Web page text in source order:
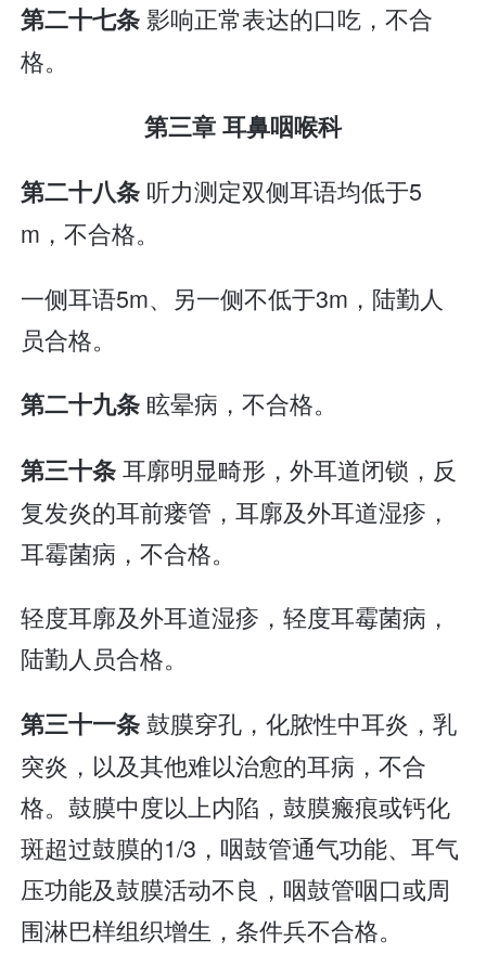
第二十七条影响正常表达的口吃，不合
格。
第三章 耳鼻咽喉科
第二十八条 听力测定双侧耳语均低于5
m，不合格。
一侧耳语5m、另一侧不低于3m，陆勤人
员合格。
第二十九条 眩晕病，不合格。
第三十条耳廓明显畸形，外耳道闭锁，反
复发炎的耳前瘘管，耳廓及外耳道湿疹，
耳霉菌病，不合格。
轻度耳廓及外耳道湿疹，轻度耳霉菌病，
陆勤人员合格。
第三十一条鼓膜穿孔，化脓性中耳炎，乳
突炎，以及其他难以治愈的耳病，不合
格。鼓膜中度以上内陷，鼓膜瘢痕或钙化
斑超过鼓膜的1/3，咽鼓管通气功能、耳气
压功能及鼓膜活动不良，咽鼓管咽口或周
围淋巴样组织增生，条件兵不合格。